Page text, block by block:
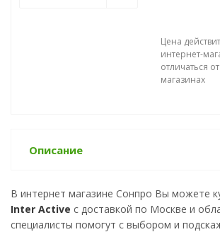
Цена
интернет-
отличаться
магазинах
Описание
В интернет магазине Сонпро Вы можете
Inter Active с доставкой по Москве и
специалисты помогут с выбором и